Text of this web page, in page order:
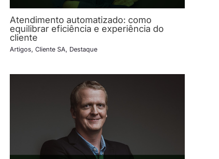
Atendimento automatizado: como
equilibrar eficiência e experiência do
cliente
Artigos, Cliente SA, Destaque